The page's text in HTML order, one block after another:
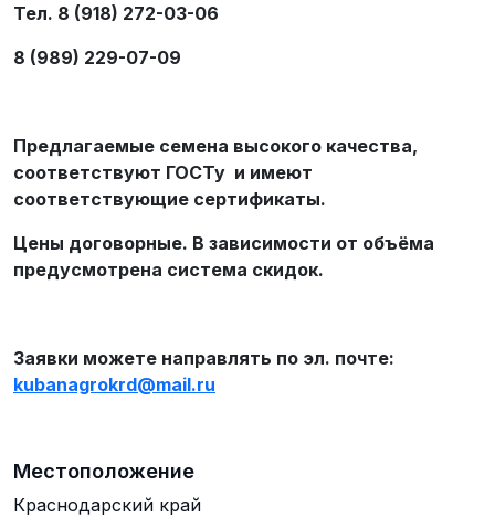
Тел. 8 (918) 272-03-06
8 (989) 229-07-09
Предлагаемые семена высокого качества,
соответствуют ГОСТу и имеют
соответствующие сертификаты.
Цены договорные. В зависимости от объёма
предусмотрена система скидок.
Заявки можете направлять по эл. почте:
kubanagrokrd@mail.ru
Местоположение
Краснодарский край